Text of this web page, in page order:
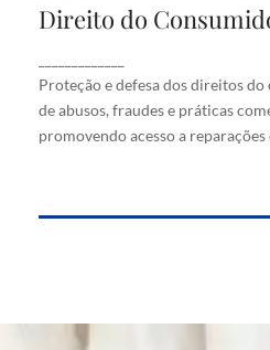
Direito do
Proteção e defesa dos direitos
de abusos, fraudes e práticas
promovendo acesso a reparações
Direito do
situações de abusos,
injustas, promovendo